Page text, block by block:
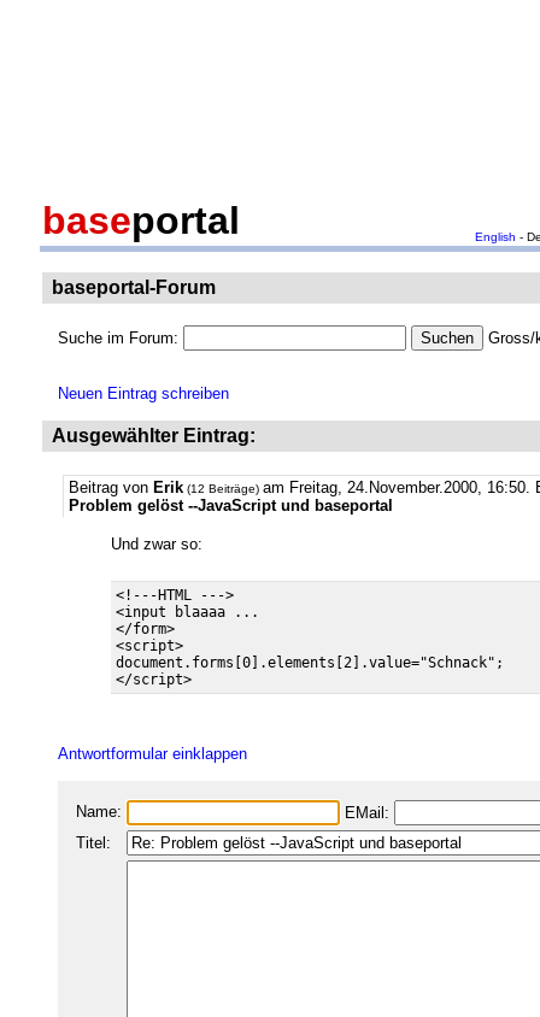
baseportal English -
baseportal-Forum
Suche im Forum: Gross/
Neuen Eintrag schreiben
Ausgewählter Eintrag:
Beitrag von Erik (12 Beiträge) am Freitag, 24.November.2000, 16:50.
Problem gelöst --JavaScript und baseportal
Und zwar so:
<!---HTML --->
<input blaaaa ...
</form>
<script>
document.forms[0].elements[2].value="Schnack";
Antwortformular einklappen
Name:
EMail:
Titel: